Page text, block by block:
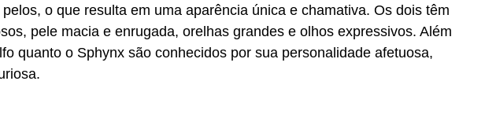
o que resulta em uma aparência única e chamativa. Os dois têm
pele macia e enrugada, orelhas grandes e olhos expressivos. Além
quanto o Sphynx são conhecidos por sua personalidade afetuosa,